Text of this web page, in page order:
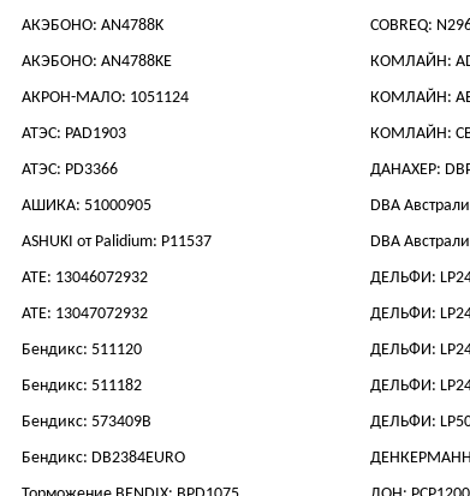
АКЭБОНО: AN4788K
АКЭБОНО: AN4788KE
АКРОН-МАЛО: 1051124
АТЭС: PAD1903
АТЭС: PD3366
АШИКА: 51000905
ASHUKI от Palidium: P11537
АТЕ: 13046072932
АТЕ: 13047072932
Бендикс: 511120
Бендикс: 511182
Бендикс: 573409B
Бендикс: DB2384EURO
COBREQ:
КОМЛАЙН:
КОМЛАЙН:
КОМЛАЙН:
ДАНАХЕР:
DBA
DBA
ДЕЛЬФИ:
ДЕЛЬФИ:
ДЕЛЬФИ:
ДЕЛЬФИ:
ДЕЛЬФИ: